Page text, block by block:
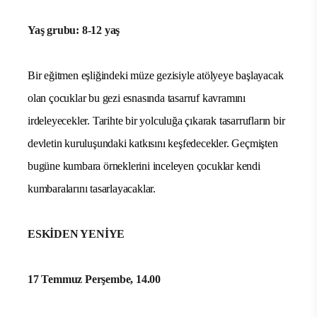
Yaş grubu: 8-12 yaş
Bir eğitmen eşliğindeki müze gezisiyle atölyeye başlayacak
olan çocuklar bu gezi esnasında tasarruf kavramını
irdeleyecekler. Tarihte bir yolculuğa çıkarak tasarrufların bir
devletin kuruluşundaki katkısını keşfedecekler. Geçmişten
bugüne kumbara örneklerini inceleyen çocuklar kendi
kumbaralarını tasarlayacaklar.
ESKİDEN YENİYE
17 Temmuz Perşembe, 14.00